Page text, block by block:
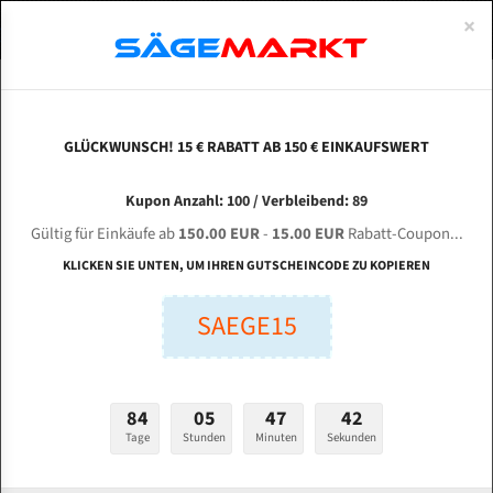
DAISS + PARTNER HBA 260 S-CNC für 4150 mm
Bi-Metall Bandsägeblätter
Länge (mm):
Stärken + Zahnteilung:
mm
ABOUTS
ENGLISH
Bi-Metall Meterware
Fleischerei Bandsägeblätter
Bandmesser Glatt Meterware
Konvex Meterware
×
GLÜCKWUNSCH! 15 € RABATT AB 150 € EINKAUFSWERT
Kupon Anzahl: 100 / Verbleibend: 89
Gültig für Einkäufe ab150.00 EUR- 15.00 EURRabatt-Coupon...
KLICKEN SIE UNTEN, UM IHREN GUTSCHEINCODE ZU KOPIEREN
SAEGE15
84
Tage
05
Stunden
47
Minuten
41
Sekunden